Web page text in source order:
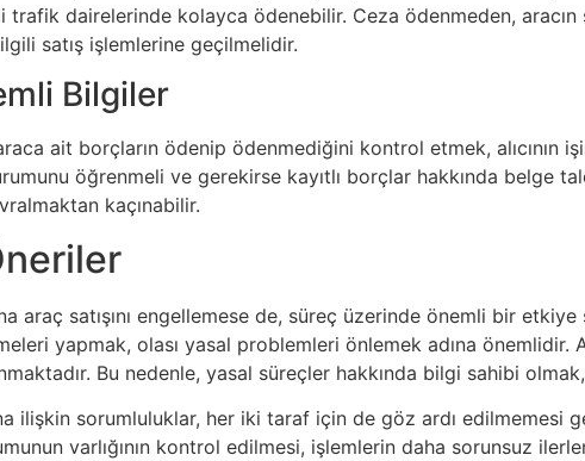
dairelerinde kolayca ödenebilir. Ceza ödenmeden,
satış işlemlerine geçilmelidir.
Bilgiler
ait borçların ödenip ödenmediğini kontrol etmek, alıcının
öğrenmeli ve gerekirse kayıtlı borçlar hakkında belge
kaçınabilir.
araç satışını engellemese de, süreç üzerinde önemli bir
yapmak, olası yasal problemleri önlemek adına önemlidir.
Bu nedenle, yasal süreçler hakkında bilgi sahibi olmak,
ilişkin sorumluluklar, her iki taraf için de göz ardı edilmemesi
varlığının kontrol edilmesi, işlemlerin daha sorunsuz